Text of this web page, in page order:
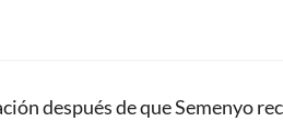
después de que Semenyo